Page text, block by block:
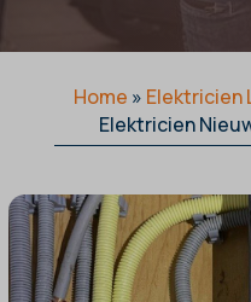
Home » Elektricien
Elektricien